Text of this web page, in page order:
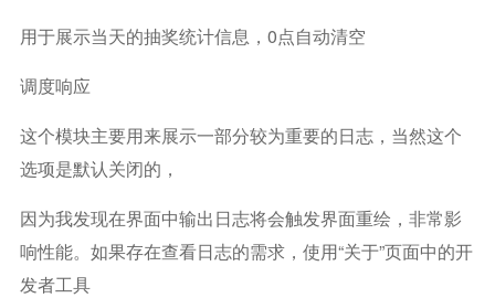
用于展示当天的抽奖统计信息，0点自动清空
调度响应
这个模块主要用来展示一部分较为重要的日志，当然这个
选项是默认关闭的，
因为我发现在界面中输出日志将会触发界面重绘，非常影
响性能。如果存在查看日志的需求，使用“关于”页面中的开
发者工具